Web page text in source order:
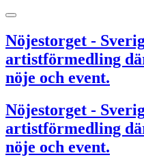
Nöjestorget -
artistförmedling
nöje och event.
Nöjestorget -
artistförmedling
nöje och event.